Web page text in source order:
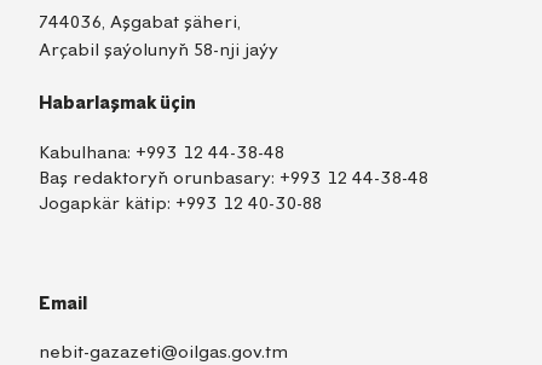
744036, Aşgabat şäheri,
Arçabil şaýolunyň 58-nji jaýy
Habarlaşmak üçin
Kabulhana: +993 12 44-38-48
Baş redaktoryň orunbasary: +993 12 44-38-48
Jogapkär kätip: +993 12 40-30-88
Email
nebit-gazazeti@oilgas.gov.tm